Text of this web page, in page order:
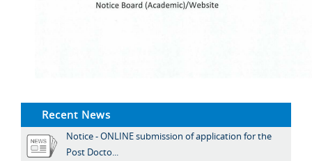
Recent News
Notice - ONLINE submission of application for the
Post Docto...